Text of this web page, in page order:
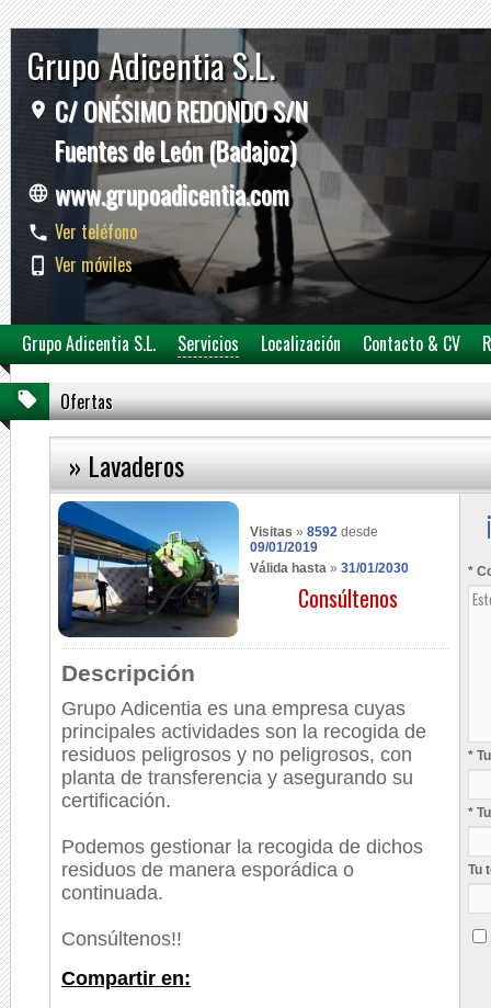
Grupo Adicentia S.L.
C/ ONÉSIMO REDONDO S/N
Fuentes de León (Badajoz)
www.grupoadicentia.com
Ver teléfono
Ver móviles
Grupo Adicentia S.L. Servicios Localización Contacto & CV
Ofertas
» Lavaderos
Visitas » 8592 desde
09/01/2019
Válida hasta » 31/01/2030
Consúltenos
Descripción
Grupo Adicentia es una empresa cuyas
principales actividades son la recogida de
residuos peligrosos y no peligrosos, con
planta de transferencia y asegurando su
certificación.
Podemos gestionar la recogida de dichos
residuos de manera esporádica o
continuada.
Consúltenos!!
Compartir en:
*
*
*
Tu